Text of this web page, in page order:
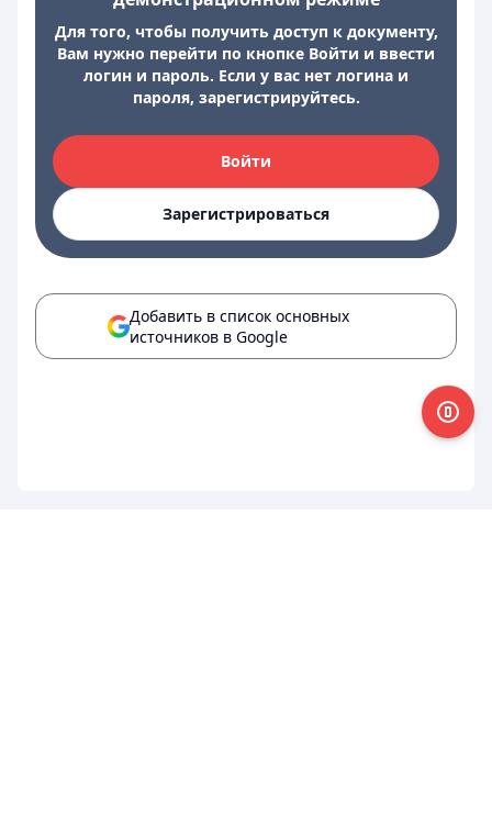
Для того, чтобы получить доступ к документу,
Вам нужно перейти по кнопке Войти и ввести
логин и пароль. Если у вас нет логина и
пароля, зарегистрируйтесь.
Войти
Зарегистрироваться
Добавить в список основных
источников в Google